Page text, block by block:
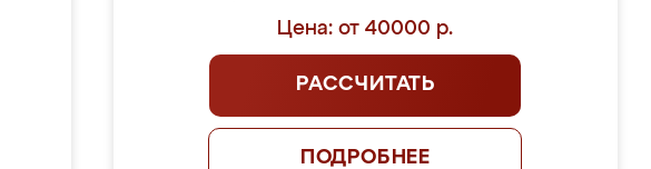
Цена: от 40000 р.
РАССЧИТАТЬ
ПОДРОБНЕЕ